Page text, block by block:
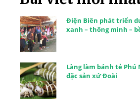
Điện Biên phát triển
xanh – thông minh –
Làng làm bánh tẻ Phú
đặc sản xứ Đoài